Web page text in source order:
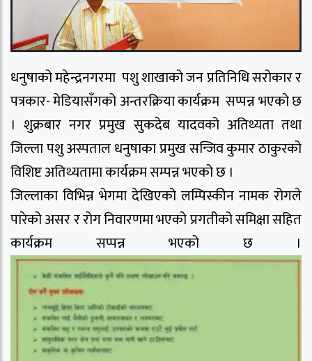
धनुषाको महेन्द्रनगरमा पशु शाखाको जन प्रतिनिधि सरोकार र
पत्रकार- मेडियासँगको अन्तरक्रिया कार्यक्रम सप्पन्न भएको छ
। शुक्रबार नगर प्रमुख सुकदेब यादवको अतिथ्यता तथा
जिल्ला पशु अस्पताल धनुषाका प्रमुख सन्जिव कुमार ठाकुरको
विशिष्ट अतिथ्यतामा कार्यक्रम सम्पन्न भएको छ ।
जिल्लाका विभिन्न भेगमा देखिएको लम्पिस्कीन नामक रोगले
पारेको असर र रोग निवारणमा भएको प्रगतीको समिक्षा सहित
कार्यक्रम सप्पन्न भएको छ ।